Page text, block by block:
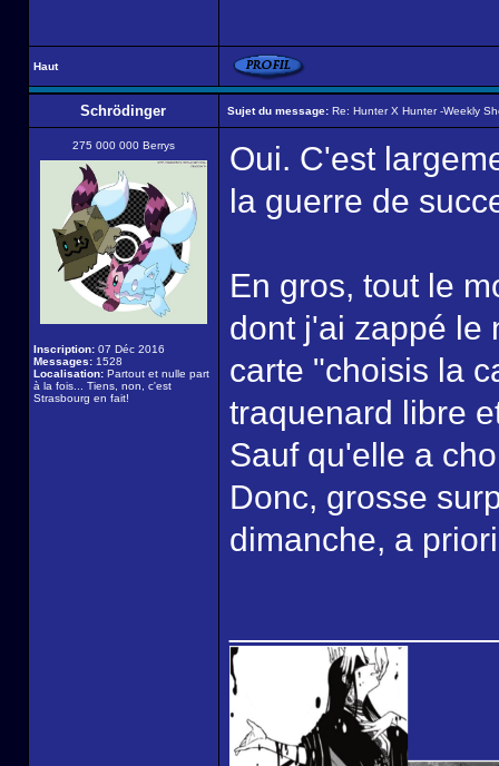
Haut
Schrödinger Sujet du message: Re: Hunter X Hunter -Weekly
275 000 000 Berrys
Inscription: 07 Déc 2016
Messages: 1528
Localisation: Partout et nulle part
à la fois... Tiens, non, c'est
Strasbourg en fait!
Oui. C'est
la guerre de
En gros, tout le
dont j'ai zappé le
carte "choisis la
traquenard libre
Sauf qu'elle a
Donc, grosse
dimanche, a